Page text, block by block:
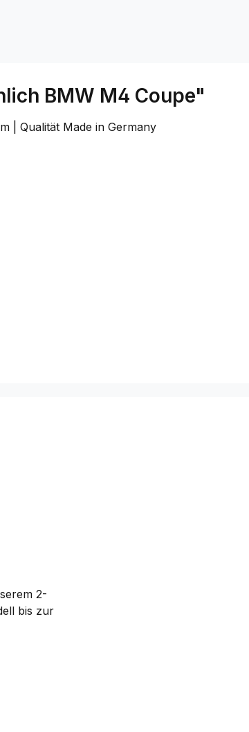
BMW M4 Coupe"
| Qualität Made in Germany
2-
bis zur